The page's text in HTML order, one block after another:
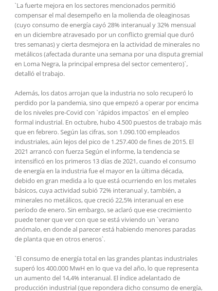
`La fuerte mejora en los sectores mencionados permitió
compensar el mal desempeño en la molienda de oleaginosas
(cuyo consumo de energía cayó 28% interanual y 32% mensual
en un diciembre atravesado por un conflicto gremial que duró
tres semanas) y cierta desmejora en la actividad de minerales no
metálicos (afectada durante una semana por una disputa gremial
en Loma Negra, la principal empresa del sector cementero)`,
detalló el trabajo.
Además, los datos arrojan que la industria no solo recuperó lo
perdido por la pandemia, sino que empezó a operar por encima
de los niveles pre-Covid con `rápidos impactos` en el empleo
formal industrial. En octubre, hubo 4.500 puestos de trabajo más
que en febrero. Según las cifras, son 1.090.100 empleados
industriales, aún lejos del pico de 1.257.400 de fines de 2015. El
2021 arrancó con fuerza Según el informe, la tendencia se
intensificó en los primeros 13 días de 2021, cuando el consumo
de energía en la industria fue el mayor en la última década,
debido en gran medida a lo que está ocurriendo en los metales
básicos, cuya actividad subió 72% interanual y, también, a
minerales no metálicos, que creció 22,5% interanual en ese
período de enero. Sin embargo, se aclaró que ese crecimiento
puede tener que ver con que se está viviendo un `verano
anómalo, en donde al parecer está habiendo menores paradas
de planta que en otros eneros`.
`El consumo de energía total en las grandes plantas industriales
superó los 400.000 MwH en lo que va del año, lo que representa
un aumento del 14,4% interanual. El índice adelantado de
producción industrial (que repondera dicho consumo de energía,